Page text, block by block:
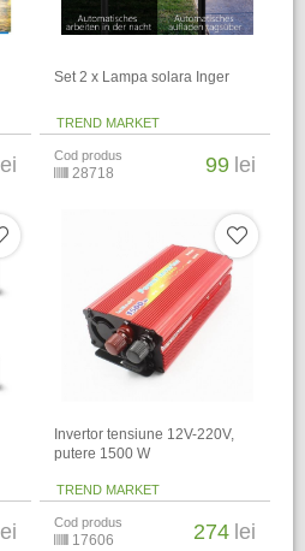
lei
Set 2 x Lampa solara Inger
TREND MARKET
Cod produs
28718 99 lei
lei
Invertor tensiune 12V-220V,
putere 1500 W
TREND MARKET
Cod produs
17606 274 lei